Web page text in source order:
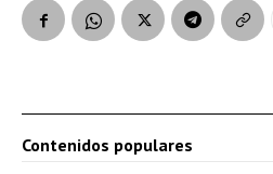
Contenidos populares